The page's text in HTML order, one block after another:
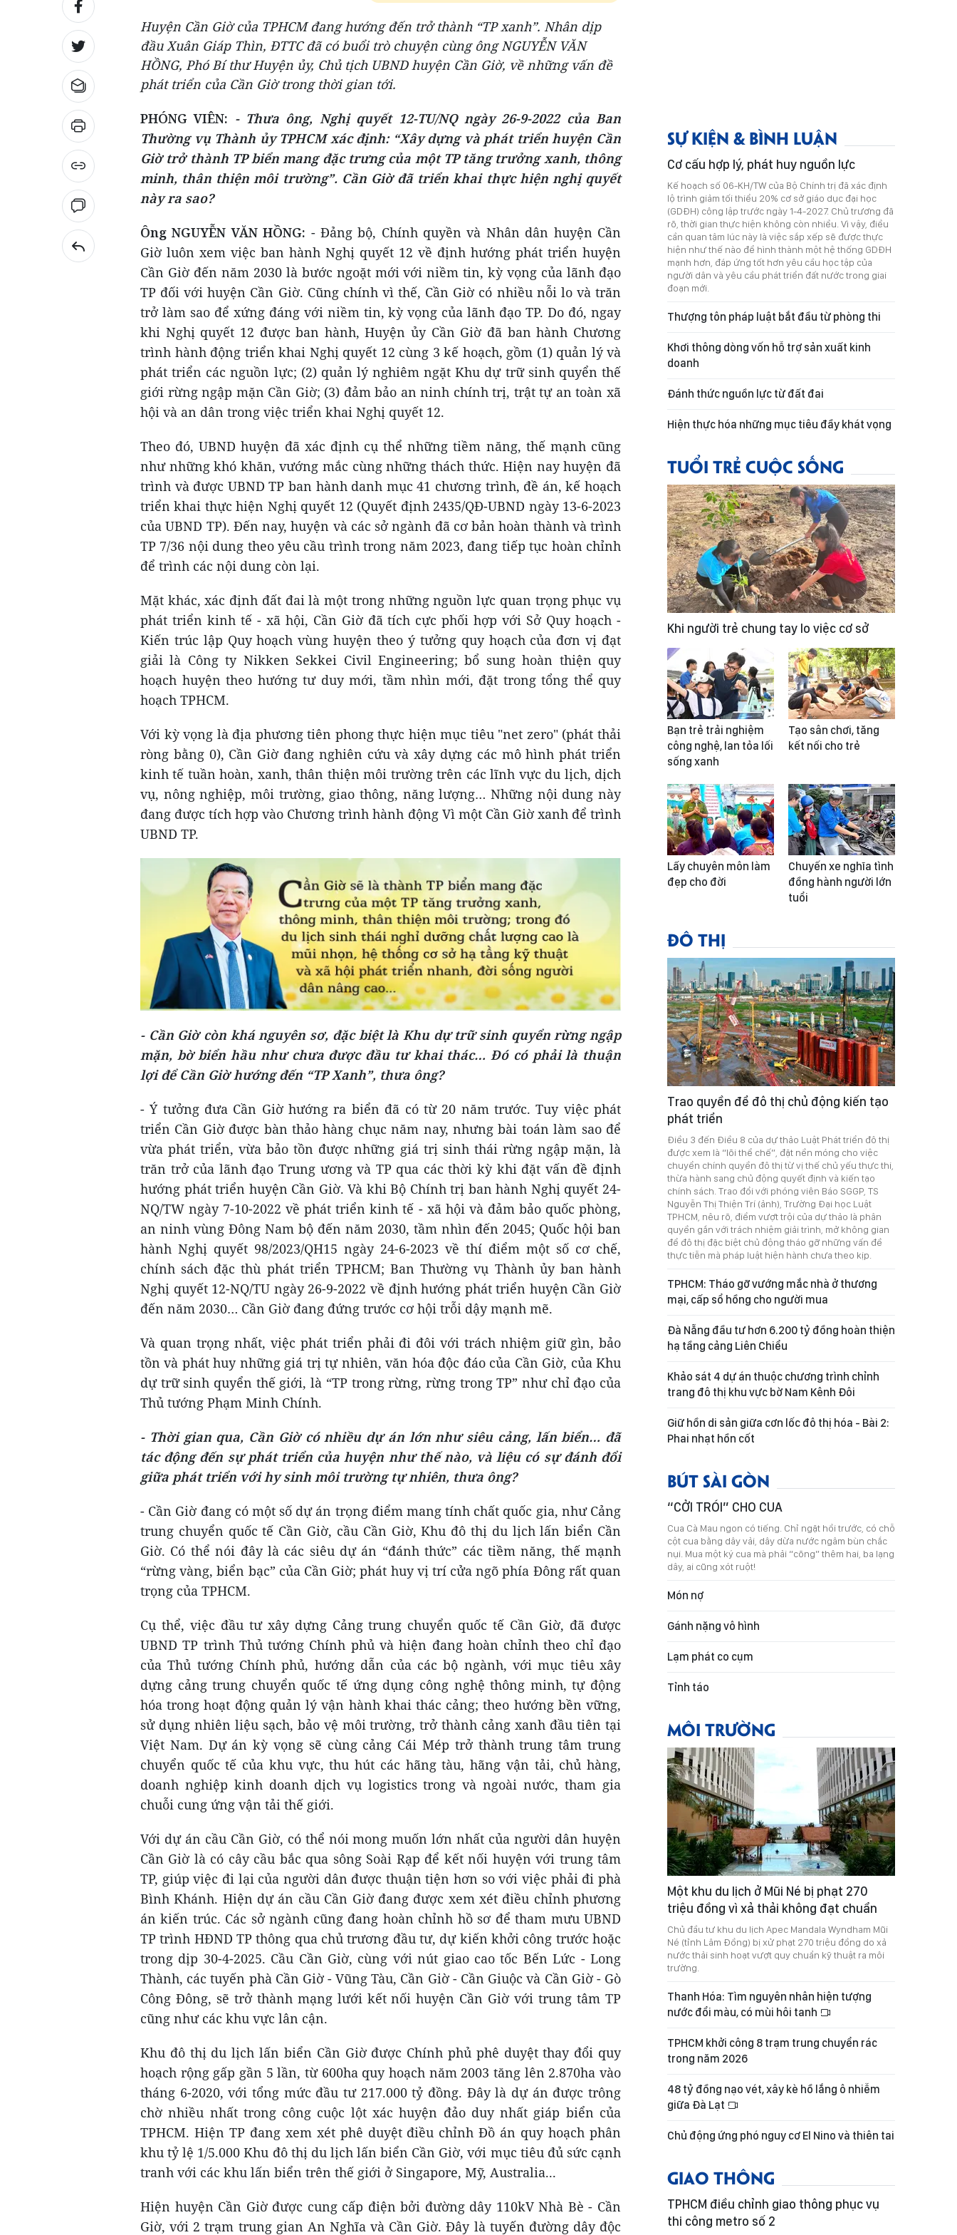
Huyện Cần Giờ của TPHCM đang hướng đến trở thành “TP xanh”. Nhân dịp
đầu Xuân Giáp Thìn, ĐTTC đã có buổi trò chuyện cùng ông NGUYỄN VĂN
HỒNG, Phó Bí thư Huyện ủy, Chủ tịch UBND huyện Cần Giờ, về những vấn đề
phát triển của Cần Giờ trong thời gian tới.
PHÓNG VIÊN: - Thưa ông, Nghị quyết 12-TU/NQ ngày 26-9-2022 của Ban
Thường vụ Thành ủy TPHCM xác định: “Xây dựng và phát triển huyện Cần
Giờ trở thành TP biển mang đặc trưng của một TP tăng trưởng xanh, thông
minh, thân thiện môi trường”. Cần Giờ đã triển khai thực hiện nghị quyết
này ra sao?
Ông NGUYỄN VĂN HỒNG: - Đảng bộ, Chính quyền và Nhân dân huyện Cần
Giờ luôn xem việc ban hành Nghị quyết 12 về định hướng phát triển huyện
Cần Giờ đến năm 2030 là bước ngoặt mới với niềm tin, kỳ vọng của lãnh đạo
TP đối với huyện Cần Giờ. Cũng chính vì thế, Cần Giờ có nhiều nỗi lo và trăn
trở làm sao để xứng đáng với niềm tin, kỳ vọng của lãnh đạo TP. Do đó, ngay
khi Nghị quyết 12 được ban hành, Huyện ủy Cần Giờ đã ban hành Chương
trình hành động triển khai Nghị quyết 12 cùng 3 kế hoạch, gồm (1) quản lý và
phát triển các nguồn lực; (2) quản lý nghiêm ngặt Khu dự trữ sinh quyển thế
giới rừng ngập mặn Cần Giờ; (3) đảm bảo an ninh chính trị, trật tự an toàn xã
hội và an dân trong việc triển khai Nghị quyết 12.
Theo đó, UBND huyện đã xác định cụ thể những tiềm năng, thế mạnh cũng
như những khó khăn, vướng mắc cùng những thách thức. Hiện nay huyện đã
trình và được UBND TP ban hành danh mục 41 chương trình, đề án, kế hoạch
triển khai thực hiện Nghị quyết 12 (Quyết định 2435/QĐ-UBND ngày 13-6-2023
của UBND TP). Đến nay, huyện và các sở ngành đã cơ bản hoàn thành và trình
TP 7/36 nội dung theo yêu cầu trình trong năm 2023, đang tiếp tục hoàn chỉnh
để trình các nội dung còn lại.
Mặt khác, xác định đất đai là một trong những nguồn lực quan trọng phục vụ
phát triển kinh tế - xã hội, Cần Giờ đã tích cực phối hợp với Sở Quy hoạch -
Kiến trúc lập Quy hoạch vùng huyện theo ý tưởng quy hoạch của đơn vị đạt
giải là Công ty Nikken Sekkei Civil Engineering; bổ sung hoàn thiện quy
hoạch huyện theo hướng tư duy mới, tầm nhìn mới, đặt trong tổng thể quy
hoạch TPHCM.
Với kỳ vọng là địa phương tiên phong thực hiện mục tiêu "net zero" (phát thải
ròng bằng 0), Cần Giờ đang nghiên cứu và xây dựng các mô hình phát triển
kinh tế tuần hoàn, xanh, thân thiện môi trường trên các lĩnh vực du lịch, dịch
vụ, nông nghiệp, môi trường, giao thông, năng lượng… Những nội dung này
đang được tích hợp vào Chương trình hành động Vì một Cần Giờ xanh để trình
UBND TP.
- Cần Giờ còn khá nguyên sơ, đặc biệt là Khu dự trữ sinh quyển rừng ngập
mặn, bờ biển hầu như chưa được đầu tư khai thác… Đó có phải là thuận
lợi để Cần Giờ hướng đến “TP Xanh”, thưa ông?
- Ý tưởng đưa Cần Giờ hướng ra biển đã có từ 20 năm trước. Tuy việc phát
triển Cần Giờ được bàn thảo hàng chục năm nay, nhưng bài toán làm sao để
vừa phát triển, vừa bảo tồn được những giá trị sinh thái rừng ngập mặn, là
trăn trở của lãnh đạo Trung ương và TP qua các thời kỳ khi đặt vấn đề định
hướng phát triển huyện Cần Giờ. Và khi Bộ Chính trị ban hành Nghị quyết 24-
NQ/TW ngày 7-10-2022 về phát triển kinh tế - xã hội và đảm bảo quốc phòng,
an ninh vùng Đông Nam bộ đến năm 2030, tầm nhìn đến 2045; Quốc hội ban
hành Nghị quyết 98/2023/QH15 ngày 24-6-2023 về thí điểm một số cơ chế,
chính sách đặc thù phát triển TPHCM; Ban Thường vụ Thành ủy ban hành
Nghị quyết 12-NQ/TU ngày 26-9-2022 về định hướng phát triển huyện Cần Giờ
đến năm 2030… Cần Giờ đang đứng trước cơ hội trỗi dậy mạnh mẽ.
Và quan trọng nhất, việc phát triển phải đi đôi với trách nhiệm giữ gìn, bảo
tồn và phát huy những giá trị tự nhiên, văn hóa độc đáo của Cần Giờ, của Khu
dự trữ sinh quyển thế giới, là “TP trong rừng, rừng trong TP” như chỉ đạo của
Thủ tướng Phạm Minh Chính.
- Thời gian qua, Cần Giờ có nhiều dự án lớn như siêu cảng, lấn biển… đã
tác động đến sự phát triển của huyện như thế nào, và liệu có sự đánh đổi
giữa phát triển với hy sinh môi trường tự nhiên, thưa ông?
- Cần Giờ đang có một số dự án trọng điểm mang tính chất quốc gia, như Cảng
trung chuyển quốc tế Cần Giờ, cầu Cần Giờ, Khu đô thị du lịch lấn biển Cần
Giờ. Có thể nói đây là các siêu dự án “đánh thức” các tiềm năng, thế mạnh
“rừng vàng, biển bạc” của Cần Giờ; phát huy vị trí cửa ngõ phía Đông rất quan
trọng của TPHCM.
Cụ thể, việc đầu tư xây dựng Cảng trung chuyển quốc tế Cần Giờ, đã được
UBND TP trình Thủ tướng Chính phủ và hiện đang hoàn chỉnh theo chỉ đạo
của Thủ tướng Chính phủ, hướng dẫn của các bộ ngành, với mục tiêu xây
dựng cảng trung chuyển quốc tế ứng dụng công nghệ thông minh, tự động
hóa trong hoạt động quản lý vận hành khai thác cảng; theo hướng bền vững,
sử dụng nhiên liệu sạch, bảo vệ môi trường, trở thành cảng xanh đầu tiên tại
Việt Nam. Dự án kỳ vọng sẽ cùng cảng Cái Mép trở thành trung tâm trung
chuyển quốc tế của khu vực, thu hút các hãng tàu, hãng vận tải, chủ hàng,
doanh nghiệp kinh doanh dịch vụ logistics trong và ngoài nước, tham gia
chuỗi cung ứng vận tải thế giới.
Với dự án cầu Cần Giờ, có thể nói mong muốn lớn nhất của người dân huyện
Cần Giờ là có cây cầu bắc qua sông Soài Rạp để kết nối huyện với trung tâm
TP, giúp việc đi lại của người dân được thuận tiện hơn so với việc phải đi phà
Bình Khánh. Hiện dự án cầu Cần Giờ đang được xem xét điều chỉnh phương
án kiến trúc. Các sở ngành cũng đang hoàn chỉnh hồ sơ để tham mưu UBND
TP trình HĐND TP thông qua chủ trương đầu tư, dự kiến khởi công trước hoặc
trong dịp 30-4-2025. Cầu Cần Giờ, cùng với nút giao cao tốc Bến Lức - Long
Thành, các tuyến phà Cần Giờ - Vũng Tàu, Cần Giờ - Cần Giuộc và Cần Giờ - Gò
Công Đông, sẽ trở thành mạng lưới kết nối huyện Cần Giờ với trung tâm TP
cũng như các khu vực lân cận.
Khu đô thị du lịch lấn biển Cần Giờ được Chính phủ phê duyệt thay đổi quy
hoạch rộng gấp gần 5 lần, từ 600ha quy hoạch năm 2003 tăng lên 2.870ha vào
tháng 6-2020, với tổng mức đầu tư 217.000 tỷ đồng. Đây là dự án được trông
chờ nhiều nhất trong công cuộc lột xác huyện đảo duy nhất giáp biển của
TPHCM. Hiện TP đang xem xét phê duyệt điều chỉnh Đồ án quy hoạch phân
khu tỷ lệ 1/5.000 Khu đô thị du lịch lấn biển Cần Giờ, với mục tiêu đủ sức cạnh
tranh với các khu lấn biển trên thế giới ở Singapore, Mỹ, Australia...
Hiện huyện Cần Giờ được cung cấp điện bởi đường dây 110kV Nhà Bè - Cần
Giờ, với 2 trạm trung gian An Nghĩa và Cần Giờ. Đây là tuyến đường dây độc
SỰ KIỆN & BÌNH LUẬN
Cơ cấu hợp lý, phát huy nguồn lực
Kế hoạch số 06-KH/TW của Bộ Chính trị đã xác định
lộ trình giảm tối thiểu 20% cơ sở giáo dục đại học
(GDĐH) công lập trước ngày 1-4-2027. Chủ trương đã
rõ, thời gian thực hiện không còn nhiều. Vì vậy, điều
cần quan tâm lúc này là việc sắp xếp sẽ được thực
hiện như thế nào để hình thành một hệ thống GDĐH
mạnh hơn, đáp ứng tốt hơn yêu cầu học tập của
người dân và yêu cầu phát triển đất nước trong giai
đoạn mới.
Thượng tôn pháp luật bắt đầu từ phòng thi
Khơi thông dòng vốn hỗ trợ sản xuất kinh
doanh
Đánh thức nguồn lực từ đất đai
Hiện thực hóa những mục tiêu đầy khát vọng
TUỔI TRẺ CUỘC SỐNG
Khi người trẻ chung tay lo việc cơ sở
Bạn trẻ trải nghiệm
công nghệ, lan tỏa lối
sống xanh
Tạo sân chơi, tăng
kết nối cho trẻ
Lấy chuyên môn làm
đẹp cho đời
Chuyến xe nghĩa tình
đồng hành người lớn
tuổi
ĐÔ THỊ
Trao quyền để đô thị chủ động kiến tạo
phát triển
Điều 3 đến Điều 8 của dự thảo Luật Phát triển đô thị
được xem là “lõi thể chế”, đặt nền móng cho việc
chuyển chính quyền đô thị từ vị thế chủ yếu thực thi,
thừa hành sang chủ động quyết định và kiến tạo
chính sách. Trao đổi với phóng viên Báo SGGP, TS
Nguyễn Thị Thiện Trí (ảnh), Trường Đại học Luật
TPHCM, nêu rõ, điểm vượt trội của dự thảo là phân
quyền gắn với trách nhiệm giải trình, mở không gian
để đô thị đặc biệt chủ động tháo gỡ những vấn đề
thực tiễn mà pháp luật hiện hành chưa theo kịp.
TPHCM: Tháo gỡ vướng mắc nhà ở thương
mại, cấp sổ hồng cho người mua
Đà Nẵng đầu tư hơn 6.200 tỷ đồng hoàn thiện
hạ tầng cảng Liên Chiểu
Khảo sát 4 dự án thuộc chương trình chỉnh
trang đô thị khu vực bờ Nam Kênh Đôi
Giữ hồn di sản giữa cơn lốc đô thị hóa - Bài 2:
Phai nhạt hồn cốt
BÚT SÀI GÒN
“CỞI TRÓI” CHO CUA
Cua Cà Mau ngon có tiếng. Chỉ ngặt hồi trước, có chỗ
cột cua bằng dây vải, dây dừa nước ngâm bùn chắc
nụi. Mua một ký cua mà phải “cõng” thêm hai, ba lạng
dây, ai cũng xót ruột!
Món nợ
Gánh nặng vô hình
Lạm phát co cụm
Tỉnh táo
MÔI TRƯỜNG
Một khu du lịch ở Mũi Né bị phạt 270
triệu đồng vì xả thải không đạt chuẩn
Chủ đầu tư khu du lịch Apec Mandala Wyndham Mũi
Né (tỉnh Lâm Đồng) bị xử phạt 270 triệu đồng do xả
nước thải sinh hoạt vượt quy chuẩn kỹ thuật ra môi
trường.
Thanh Hóa: Tìm nguyên nhân hiện tượng
nước đổi màu, có mùi hôi tanh
TPHCM khởi công 8 trạm trung chuyển rác
trong năm 2026
48 tỷ đồng nạo vét, xây kè hồ lắng ô nhiễm
giữa Đà Lạt
Chủ động ứng phó nguy cơ El Nino và thiên tai
GIAO THÔNG
TPHCM điều chỉnh giao thông phục vụ
thi công metro số 2